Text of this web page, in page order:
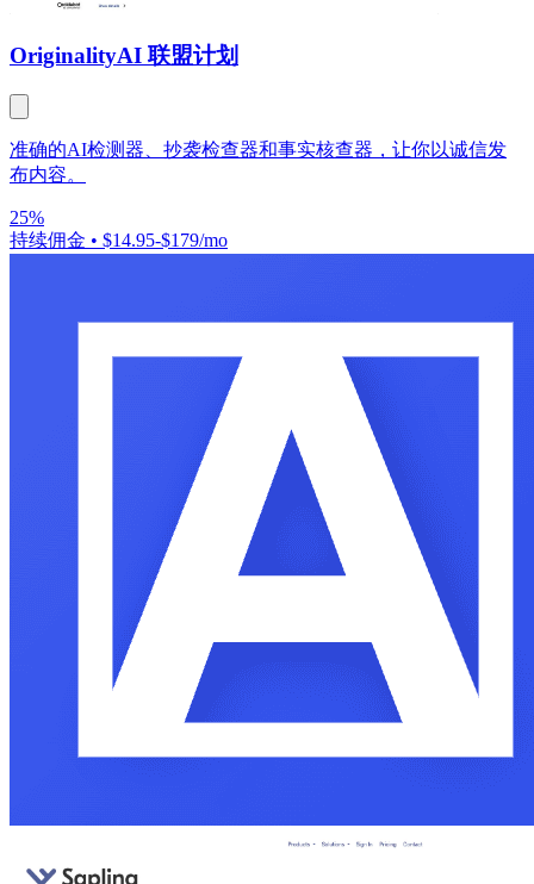
OriginalityAI 联盟计划
准确的AI检测器、抄袭检查器和事实核查器，让你以诚信发
布内容。
25%
持续佣金 • $14.95-$179/mo